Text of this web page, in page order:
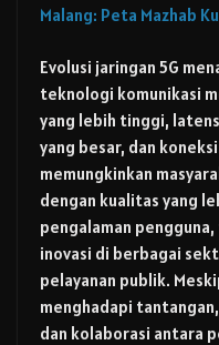
Malang: Peta Mazhab
Evolusi jaringan 5G
teknologi komunikasi
yang lebih tinggi,
yang besar, dan
memungkinkan
dengan kualitas yang
pengalaman
inovasi di berbagai
pelayanan publik.
menghadapi
dan kolaborasi antara